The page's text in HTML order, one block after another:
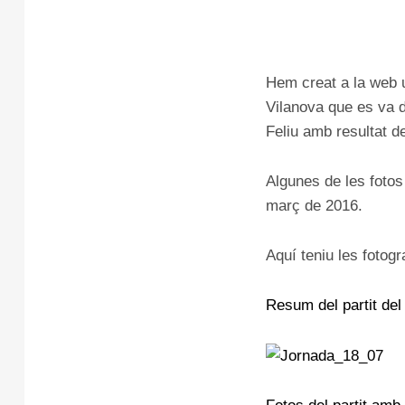
Hem creat a la web
Vilanova que es va
Feliu amb resultat
Algunes de les
març de 2016.
Aquí teniu les
Resum del partit